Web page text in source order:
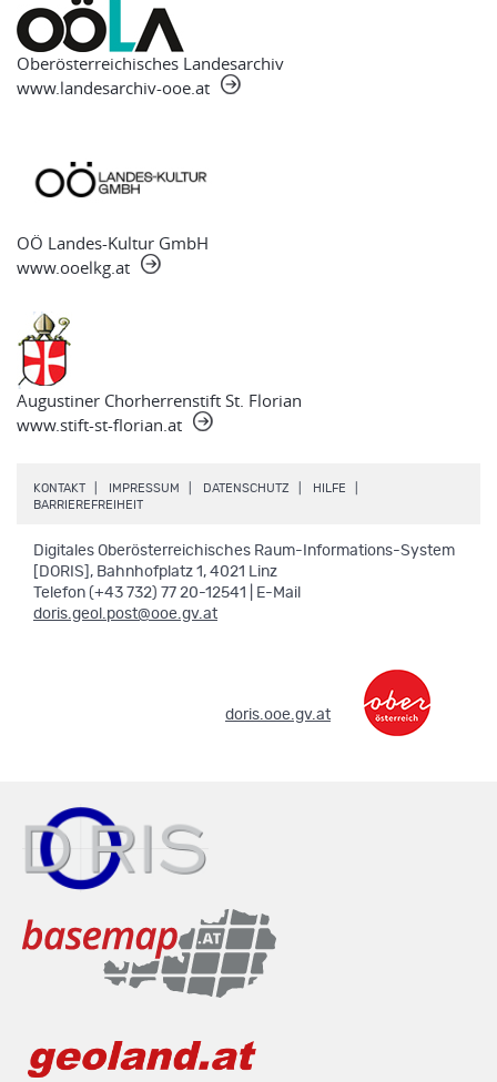
Oberösterreichisches Landesarchiv
www.landesarchiv-ooe.at
OÖ Landes-Kultur GmbH
www.ooelkg.at
Augustiner Chorherrenstift St. Florian
www.stift-st-florian.at
KONTAKT IMPRESSUM DATENSCHUTZ HILFE
BARRIEREFREIHEIT.
Digitales Oberösterreichisches Raum-Informations-System
[DORIS], Bahnhofplatz 1, 4021 Linz
Telefon (+43 732) 77 20-12541 | E-Mail
doris.geol.post@ooe.gv.at
doris.ooe.gv.at.